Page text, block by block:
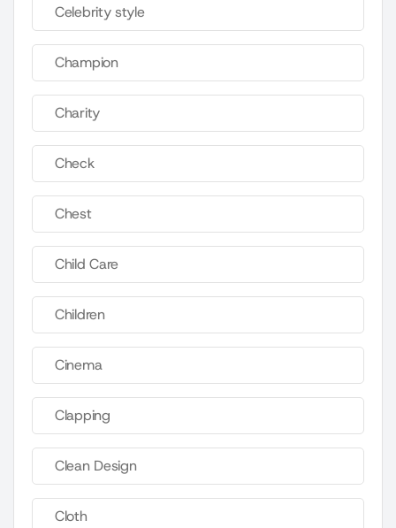
Celebrity style
Champion
Charity
Check
Chest
Child Care
Children
Cinema
Clapping
Clean Design
Cloth